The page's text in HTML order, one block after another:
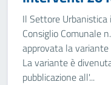
Il Settore
Consiglio Comunale
approvata la
La variante è
pubblicazione all'...